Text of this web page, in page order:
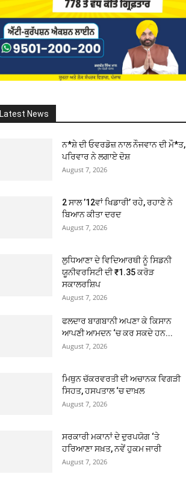
Latest News
ਨ*ਸ਼ੇ ਦੀ ਓਵਰਡੋਜ਼ ਨਾਲ ਨੌਜਵਾਨ ਦੀ ਮੌ*ਤ,
ਪਰਿਵਾਰ ਨੇ ਲਗਾਏ ਦੋਸ਼
August 7, 2026
2 ਸਾਲ ’12ਵਾਂ ਖਿਡਾਰੀ’ ਰਹੇ, ਰਹਾਣੇ ਨੇ
ਬਿਆਨ ਕੀਤਾ ਦਰਦ
August 7, 2026
ਲੁਧਿਆਣਾ ਦੇ ਵਿਦਿਆਰਥੀ ਨੂੰ ਸਿਡਨੀ
ਯੂਨੀਵਰਸਿਟੀ ਦੀ ₹1.35 ਕਰੋੜ
ਸਕਾਲਰਸ਼ਿਪ
August 7, 2026
ਫਲਦਾਰ ਬਾਗਬਾਨੀ ਅਪਣਾ ਕੇ ਕਿਸਾਨ
ਆਪਣੀ ਆਮਦਨ ‘ਚ ਕਰ ਸਕਦੇ ਹਨ...
August 7, 2026
ਮਿਥੁਨ ਚੱਕਰਵਰਤੀ ਦੀ ਅਚਾਨਕ ਵਿਗੜੀ
ਸਿਹਤ, ਹਸਪਤਾਲ ‘ਚ ਦਾਖ਼ਲ
August 7, 2026
ਸਰਕਾਰੀ ਮਕਾਨਾਂ ਦੇ ਦੁਰਪਯੋਗ ‘ਤੇ
ਹਰਿਆਣਾ ਸਖ਼ਤ, ਨਵੇਂ ਹੁਕਮ ਜਾਰੀ
August 7, 2026